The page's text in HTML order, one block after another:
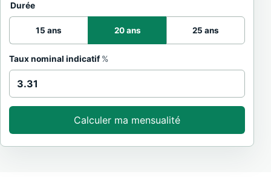
Durée
15 ans 20 ans 25 ans
Taux nominal indicatif %
Calculer ma mensualité